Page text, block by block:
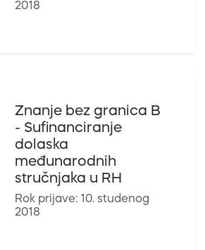
2018
Znanje bez granica B
- Sufinanciranje
dolaska
međunarodnih
stručnjaka u RH
Rok prijave: 10. studenog
2018